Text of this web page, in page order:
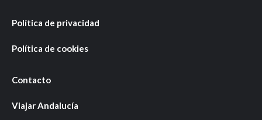
Política de privacidad
Política de cookies
Contacto
Viajar Andalucía